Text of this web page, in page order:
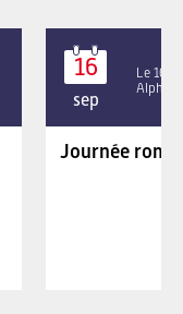
16
sep
Le 16
Alpha
Journée